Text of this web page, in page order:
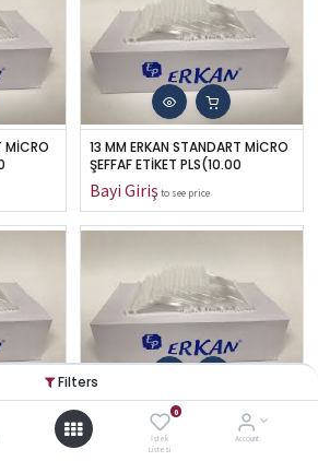
Filters
0
İstek
Listesi
Account
MİCRO
13 MM ERKAN STANDART MİCRO
ŞEFFAF ETİKET PLS(10.00
to see price
MİCRO
17 MM ERKAN STANDART MİCRO
ŞEFFAF ETİKET PLS(10.00